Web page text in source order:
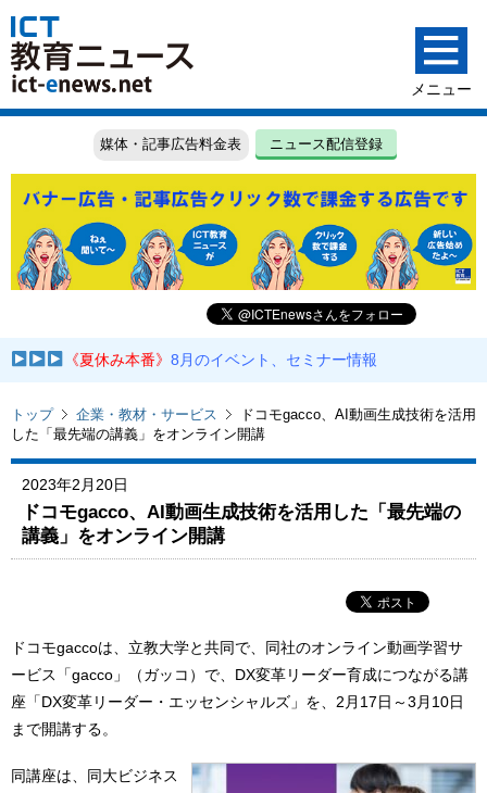
媒体・記事広告料金表 ニュース配信登録
《夏休み本番》8月のイベント、セミナー情報
トップ 企業・教材・サービス
ドコモgacco、AI動画生成技術を活用
した「最先端の講義」をオンライン開講
2023年2月20日
ドコモgacco、AI動画生成技術を活用した「最先端の
講義」をオンライン開講
ドコモgaccoは、立教大学と共同で、同社のオンライン動画学習サ
ービス「gacco」（ガッコ）で、DX変革リーダー育成につながる講
座「DX変革リーダー・エッセンシャルズ」を、2月17日～3月10日
まで開講する。
同講座は、同大ビジネス